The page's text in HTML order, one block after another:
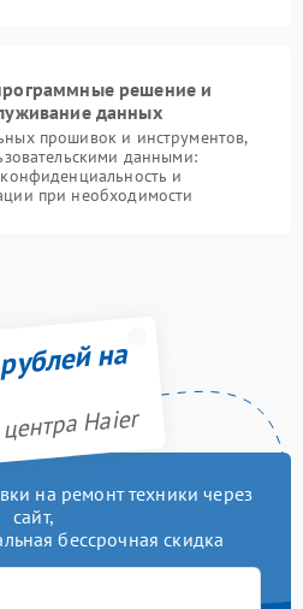
решение и
данных
прошивок и инструментов,
данными:
и
при необходимости
на
Haier
на ремонт техники через
сайт,
бессрочная скидка